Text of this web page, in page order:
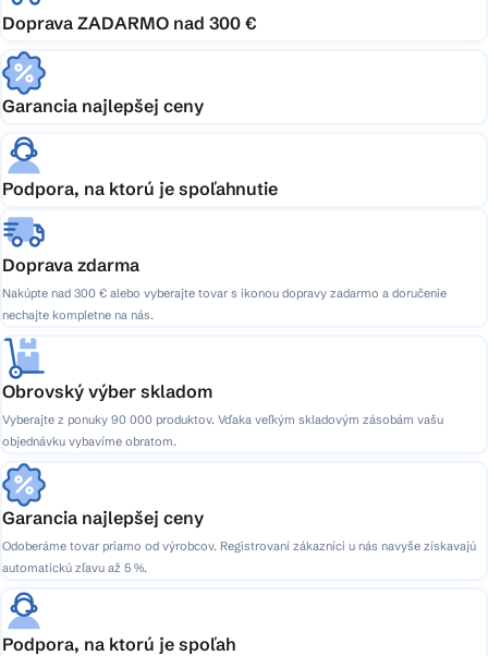
Doprava ZADARMO nad 300 €
Garancia najlepšej ceny
Podpora, na ktorú je spoľahnutie
Doprava zdarma
Nakúpte nad 300 € alebo vyberajte tovar s ikonou dopravy zadarmo a doručenie
nechajte kompletne na nás.
Obrovský výber skladom
Vyberajte z ponuky 90 000 produktov. Vďaka veľkým skladovým zásobám vašu
objednávku vybavíme obratom.
Garancia najlepšej ceny
Odoberáme tovar priamo od výrobcov. Registrovaní zákazníci u nás navyše získavajú
automatickú zľavu až 5 %.
Podpora, na ktorú je spoľah